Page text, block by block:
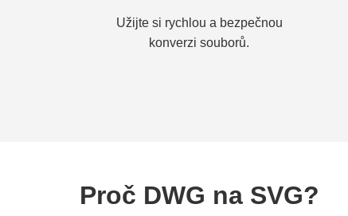
Užijte si rychlou a bezpečnou
konverzi souborů.
Proč DWG na SVG?